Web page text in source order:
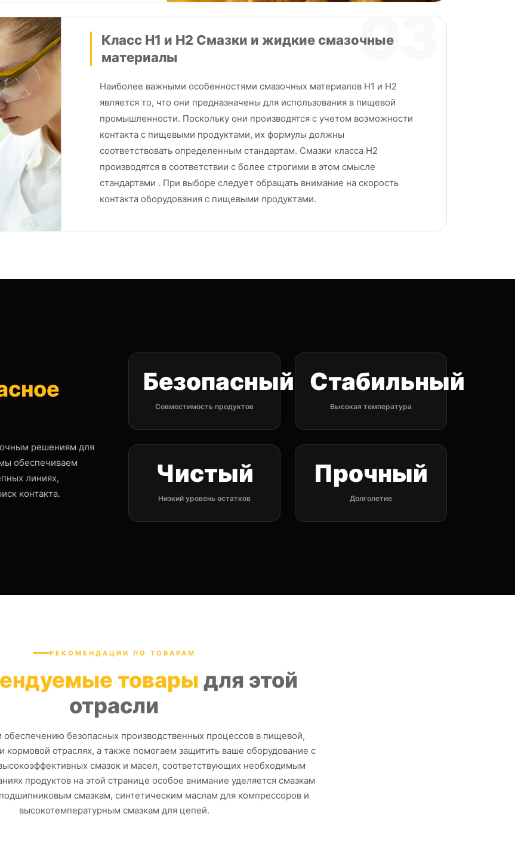
03
Класс H1 и H2 Смазки и жидкие смазочные
материалы
Наиболее важными особенностями смазочных материалов H1 и H2
является то, что они предназначены для использования в пищевой
промышленности. Поскольку они производятся с учетом возможности
контакта с пищевыми продуктами, их формулы должны
соответствовать определенным стандартам. Смазки класса H2
производятся в соответствии с более строгими в этом смысле
стандартами . При выборе следует обращать внимание на скорость
контакта оборудования с пищевыми продуктами.
решениям для
обеспечиваем
линиях,
контакта.
Безопасный
Совместимость продуктов
Стабильный
Высокая температура
Чистый
Низкий уровень остатков
Прочный
Долголетие
РЕКОМЕНДАЦИИ ПО ТОВАРАМ
товары для этой
отрасли
безопасных производственных процессов в пищевой,
кормовой отраслях, а также помогаем защитить ваше оборудование с
смазок и масел, соответствующих необходимым
продуктов на этой странице особое внимание уделяется смазкам
смазкам, синтетическим маслам для компрессоров и
высокотемпературным смазкам для цепей.